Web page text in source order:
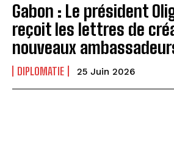
Gabon : Le président
reçoit les lettres de
nouveaux
DIPLOMATIE 25 Juin 2026